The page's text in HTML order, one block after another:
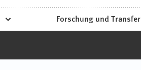
Forschung und Transfer